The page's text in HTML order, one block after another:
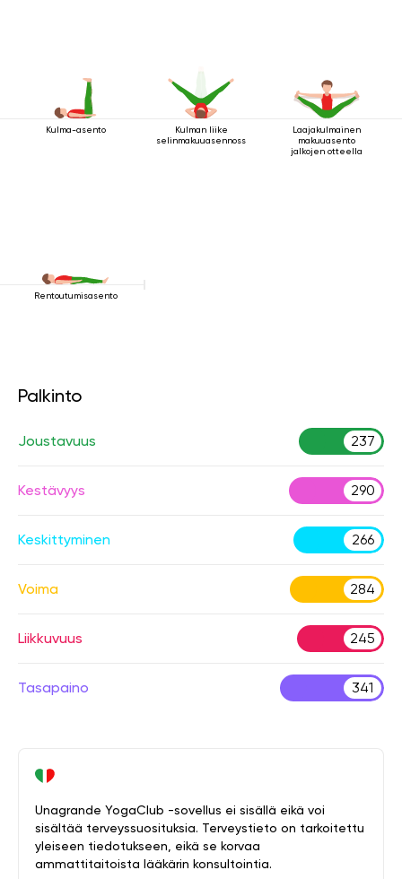
Kulma-asento
Kulman liike
selinmakuuasennossa
Laajakulmainen
makuuasento
jalkojen otteella
Rentoutumisasento
Palkinto
Joustavuus 237
Kestävyys 290
Keskittyminen 266
Voima 284
Liikkuvuus 245
Tasapaino 341
Unagrande YogaClub -sovellus ei sisällä eikä voi
sisältää terveyssuosituksia. Terveystieto on tarkoitettu
yleiseen tiedotukseen, eikä se korvaa
ammattitaitoista lääkärin konsultointia.